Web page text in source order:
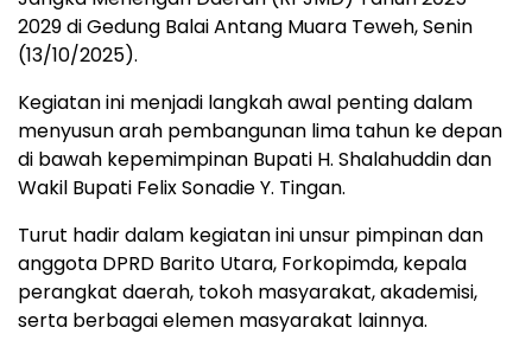
2029 di Gedung Balai Antang Muara Teweh, Senin
(13/10/2025).
Kegiatan ini menjadi langkah awal penting dalam
menyusun arah pembangunan lima tahun ke depan
di bawah kepemimpinan Bupati H. Shalahuddin dan
Wakil Bupati Felix Sonadie Y. Tingan.
Turut hadir dalam kegiatan ini unsur pimpinan dan
anggota DPRD Barito Utara, Forkopimda, kepala
perangkat daerah, tokoh masyarakat, akademisi,
serta berbagai elemen masyarakat lainnya.